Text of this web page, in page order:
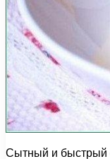
Сытный и быстрый